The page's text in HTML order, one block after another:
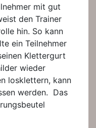
mit gut
den Trainer
hin. So kann
ein Teilnehmer
Klettergurt
wieder
losklettern, kann
werden. Das